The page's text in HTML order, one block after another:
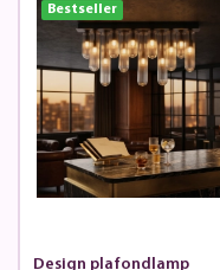
Bestseller
Design plafondlamp